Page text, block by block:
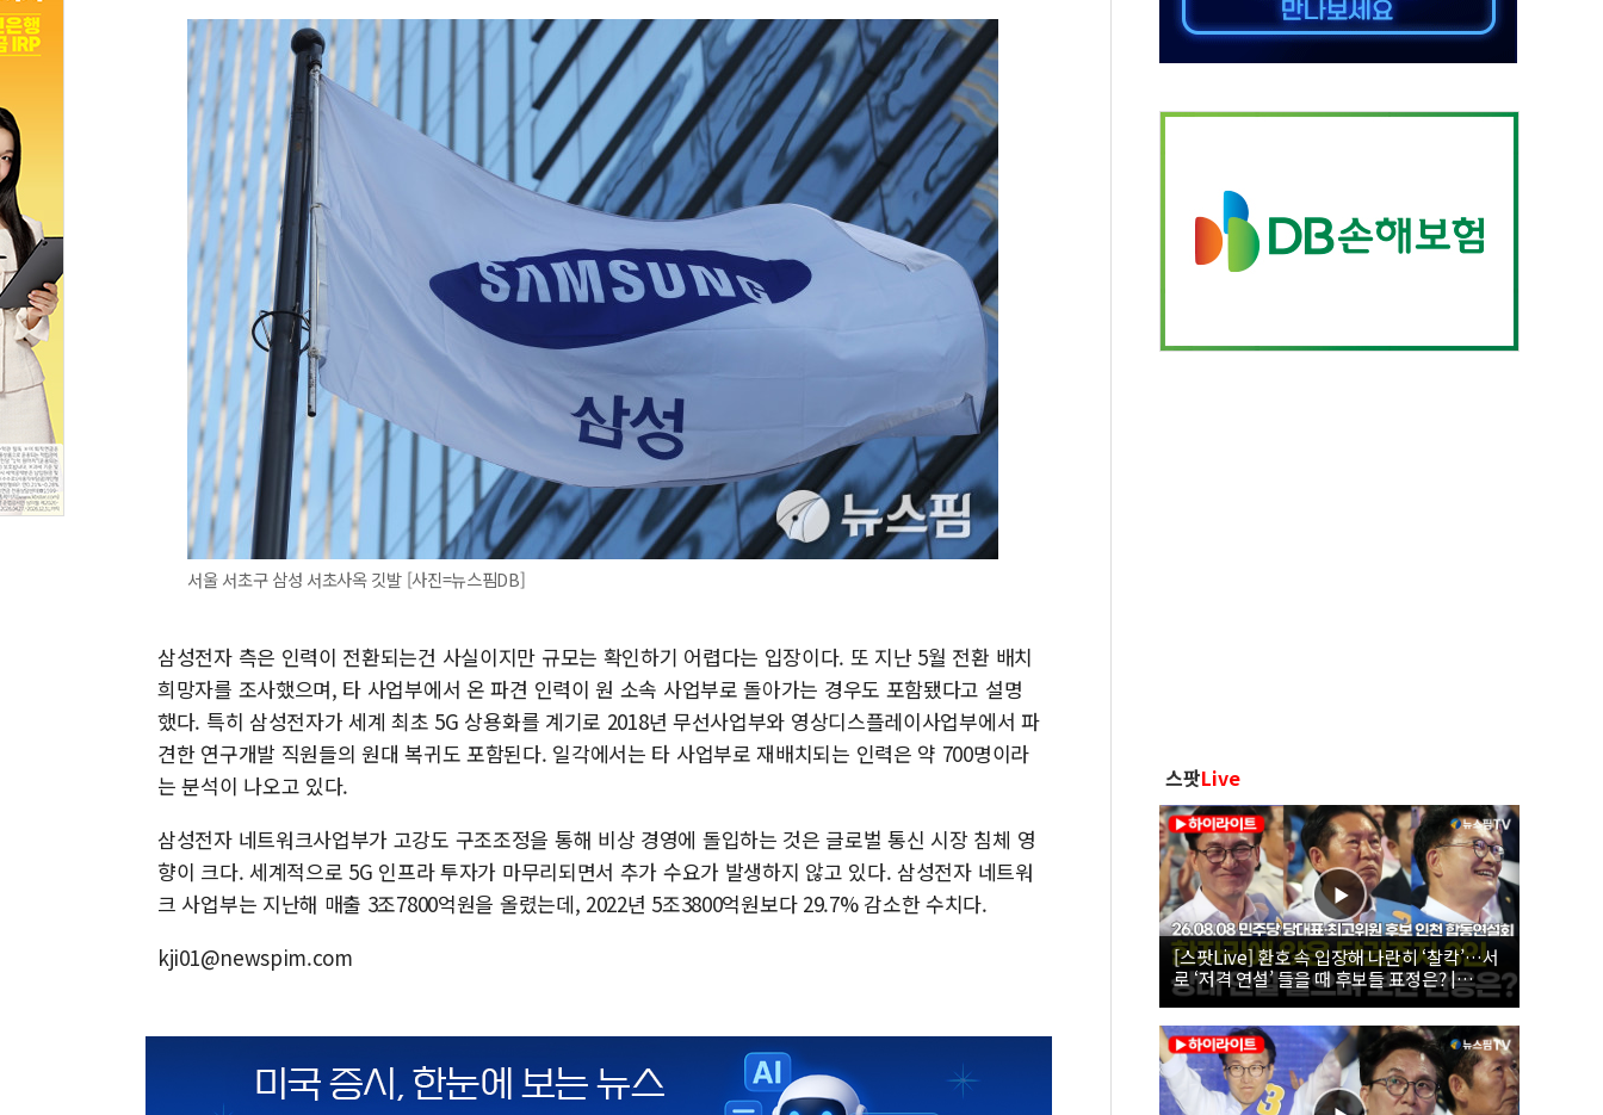
인천서 말다툼 중 어머니 흉기 살해 10대 아들 체포
'화합' 꺼낸 김민석에 '뻔뻔' 받아친 정청래…제주 연설서 신경전 고조
서울 서초구 삼성 서초사옥 깃발 [사진=뉴스핌DB]
삼성전자 측은 인력이 전환되는건 사실이지만 규모는 확인하기 어렵다는 입장이다. 또 지난 5월 전환 배치
희망자를 조사했으며, 타 사업부에서 온 파견 인력이 원 소속 사업부로 돌아가는 경우도 포함됐다고 설명
했다. 특히 삼성전자가 세계 최초 5G 상용화를 계기로 2018년 무선사업부와 영상디스플레이사업부에서 파
견한 연구개발 직원들의 원대 복귀도 포함된다. 일각에서는 타 사업부로 재배치되는 인력은 약 700명이라
는 분석이 나오고 있다.
삼성전자 네트워크사업부가 고강도 구조조정을 통해 비상 경영에 돌입하는 것은 글로벌 통신 시장 침체 영
향이 크다. 세계적으로 5G 인프라 투자가 마무리되면서 추가 수요가 발생하지 않고 있다. 삼성전자 네트워
크 사업부는 지난해 매출 3조7800억원을 올렸는데, 2022년 5조3800억원보다 29.7% 감소한 수치다.
kji01@newspim.com
스팟Live
[스팟Live] 환호 속 입장해 나란히 ‘찰칵’…서
로 ‘저격 연설’ 들을 때 후보들 표정은? |
26.08.08 더불어민주당 당대표·최고위원 후
보 인천 합동연설회